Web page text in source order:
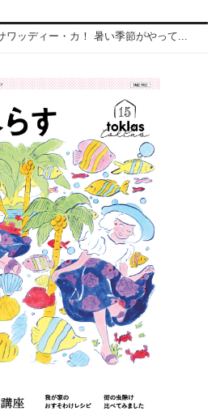
ワッディー・カ！ 暑い季節がやって...